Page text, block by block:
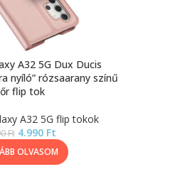
A32 5G Dux Ducis
nyíló” rózsaarany színű
flip tok
A32 5G flip tokok
Ft 4.990 Ft
OLVASOM